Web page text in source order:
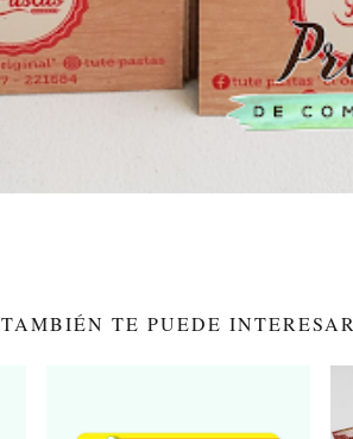
TAMBIÉN TE PUEDE INTERESAR